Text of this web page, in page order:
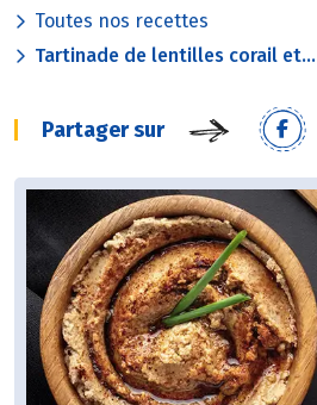
Toutes nos recettes
Tartinade de lentilles corail et...
Partager sur